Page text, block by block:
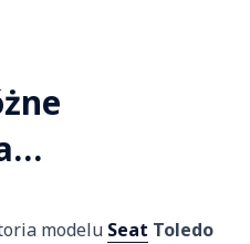
modelu Seat Toledo